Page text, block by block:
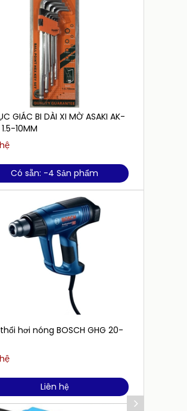
GIÁC BI DÀI XI MỜ ASAKI AK-
10MM
Có sẵn: -4 Sản phẩm
hơi nóng BOSCH GHG 20-
Liên hệ